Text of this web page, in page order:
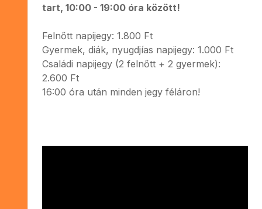
tart, 10:00 - 19:00 óra között!
Felnőtt napijegy: 1.800 Ft
Gyermek, diák, nyugdjías napijegy: 1.000 Ft
Családi napijegy (2 felnőtt + 2 gyermek):
2.600 Ft
16:00 óra után minden jegy féláron!